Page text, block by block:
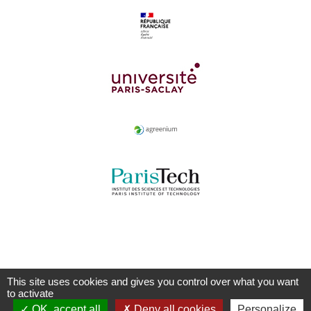
This site uses cookies and gives you control over what you want
to activate